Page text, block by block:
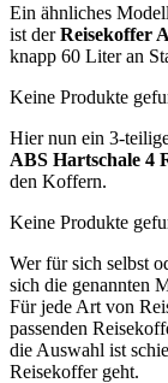
Ein ähnliches
ist derReisekoffer
knapp 60 Liter an
Keine Produkte
Hier nun ein 3-
ABS Hartschale 4
den Koffern.
Keine Produkte
Wer für sich selbst
sich die genannten
Für jede Art von
passenden
die Auswahl ist
Reisekoffer geht.